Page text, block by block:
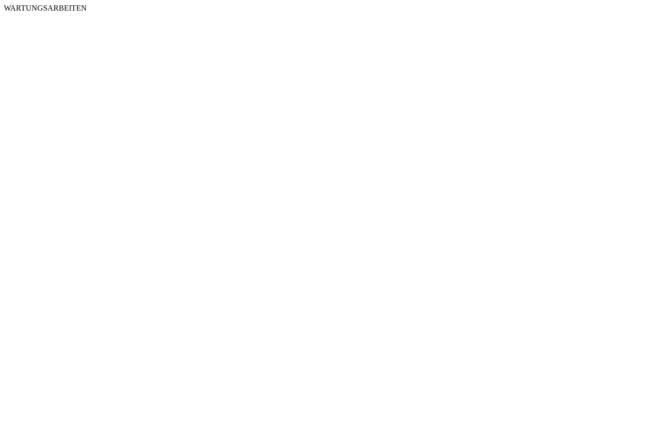
WARTUNGSARBEITEN